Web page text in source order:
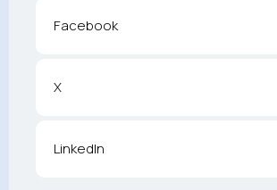
Facebook
X
LinkedIn